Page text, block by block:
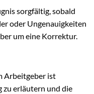
sorgfältig, sobald
oder Ungenauigkeiten
um eine Korrektur.
Arbeitgeber ist
zu erläutern und die